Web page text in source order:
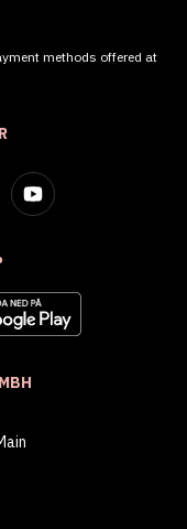
methods offered at